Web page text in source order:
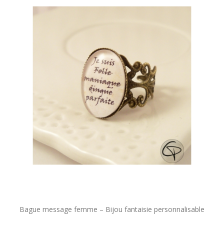
Bague message femme – Bijou fantaisie personnalisable